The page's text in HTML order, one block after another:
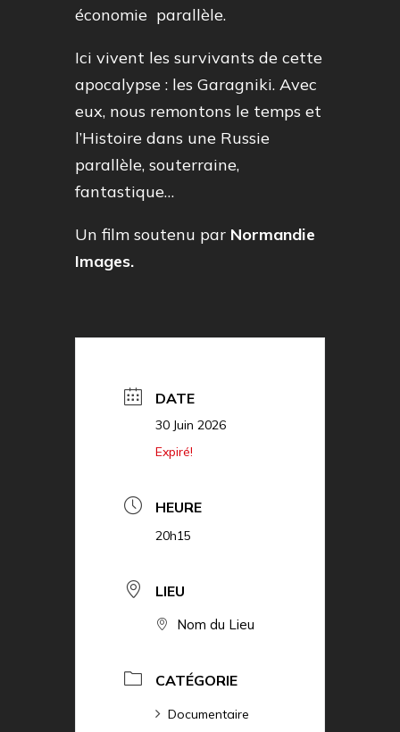
économie parallèle.
Ici vivent les survivants de cette
apocalypse : les Garagniki. Avec
eux, nous remontons le temps et
l’Histoire dans une Russie
parallèle, souterraine,
fantastique…
Un film soutenu par Normandie
Images.
DATE
30 Juin 2026
Expiré!
HEURE
20h15
LIEU
Nom du Lieu
CATÉGORIE
Documentaire